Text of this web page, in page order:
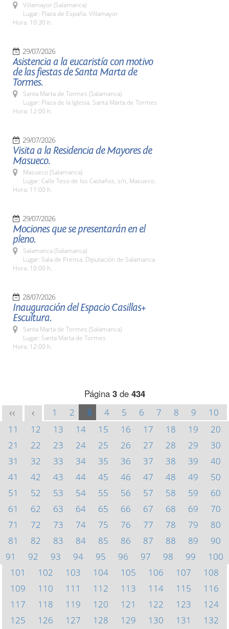
Villamayor (Salamanca)
Lugar: Plaza de España. Villamayor
Hora: 10:30 h.
29/07/2026
Asistencia a la eucaristía con motivo
de las fiestas de Santa Marta de
Tormes.
Santa Marta de Tormes (Salamanca)
Lugar: Plaza de la Iglesia. Santa Marta de Tormes
Hora: 12:00 h.
29/07/2026
Visita a la Residencia de Mayores de
Masueco.
Masueco (Salamanca)
Lugar: Calle Teso de los Castaños, s/n, Masueco.
Hora: 11:00 h.
29/07/2026
Mociones que se presentarán en el
pleno.
Salamanca (Salamanca)
Lugar: Sala de Prensa. Diputación de Salamanca
Hora: 10:00 h.
28/07/2026
Inauguración del Espacio Casillas+
Escultura.
Santa Marta de Tormes (Salamanca)
Lugar: Santa Marta de Tormes
Hora: 12:00 h.
Página 3de 434
<< < 1 2 3 4 5 6 7 8 9
10
11
12 13 14 15 16 17 18 19
20
21
22 23 24 25 26 27 28 29
30
31
32 33 34 35 36 37 38 39
40
41
42 43 44 45 46 47 48 49
50
51
52 53 54 55 56 57 58 59
60
61
62 63 64 65 66 67 68 69
70
71
72 73 74 75 76 77 78 79
80
81
82 83 84 85 86 87 88 89
90
91
92 93 94 95 96 97 98 99
100
101
102 103 104 105 106 107
108
109
110 111 112 113 114 115
116
117
118 119 120 121 122 123
124
125
126 127 128 129 130 131
132